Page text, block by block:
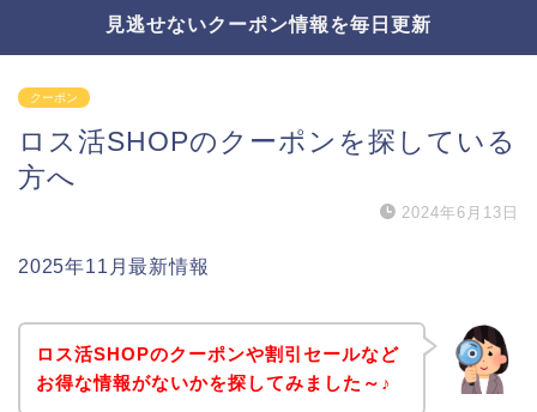
見逃せないクーポン情報を毎日更新
クーポン
ロス活SHOPのクーポンを探している
方へ
2024年6月13日
2025年11月最新情報
ロス活SHOPのクーポンや割引セールなど
お得な情報がないかを探してみました～♪